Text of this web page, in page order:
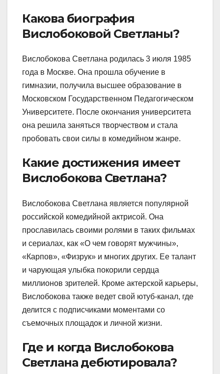
Какова биография
Вислобоковой Светланы?
Вислобокова Светлана родилась 3 июля 1985
года в Москве. Она прошла обучение в
гимназии, получила высшее образование в
Московском Государственном Педагогическом
Университете. После окончания университета
она решила заняться творчеством и стала
пробовать свои силы в комедийном жанре.
Какие достижения имеет
Вислобокова Светлана?
Вислобокова Светлана является популярной
российской комедийной актрисой. Она
прославилась своими ролями в таких фильмах
и сериалах, как «О чем говорят мужчины»,
«Карпов», «Физрук» и многих других. Ее талант
и чарующая улыбка покорили сердца
миллионов зрителей. Кроме актерской карьеры,
Вислобокова также ведет свой ютуб-канал, где
делится с подписчиками моментами со
съемочных площадок и личной жизни.
Где и когда Вислобокова
Светлана дебютировала?